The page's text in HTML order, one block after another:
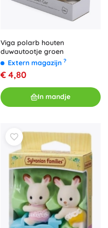
Viga polarb houten
duwautootje groen
Extern magazijn ?
€ 4,80
In mandje